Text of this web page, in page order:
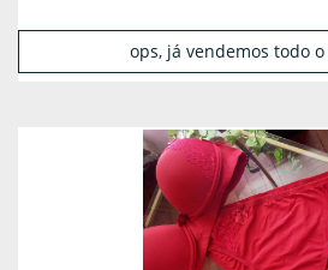
ops, já vendemos todo